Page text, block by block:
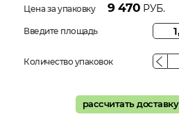
Цена за упаковку 9 470 РУБ.
Введите площадь
Количество упаковок
рассчитать